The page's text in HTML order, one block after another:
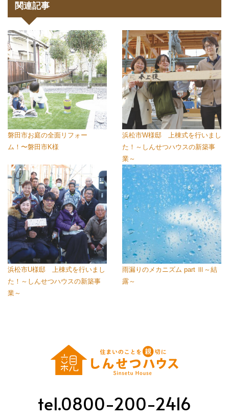
関連記事
磐田市お庭の全面リフォー
ム！〜磐田市K様
浜松市W様邸 上棟式を行いまし
た！～しんせつハウスの新築事
業～
浜松市U様邸 上棟式を行いまし
た！～しんせつハウスの新築事
業～
雨漏りのメカニズム part Ⅲ～結
露～
tel.0800-200-2416